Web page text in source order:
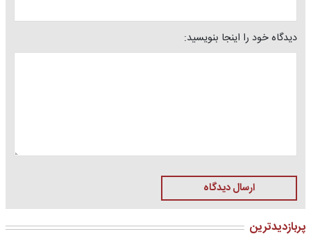
دیدگاه خود را اینجا بنویسید:
ارسال دیدگاه
پربازدیدترین